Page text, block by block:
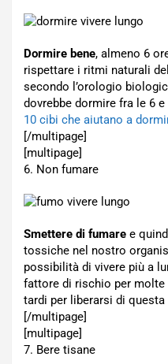
Dormire bene, almeno 6
rispettare i ritmi naturali
secondo l’orologio
dovrebbe dormire fra le 6
10 cibi che aiutano a
[/multipage]
[multipage]
6. Non fumare
Smettere di fumare e
tossiche nel nostro
possibilità di vivere più a
fattore di rischio per
tardi per liberarsi di
[/multipage]
[multipage]
7. Bere tisane